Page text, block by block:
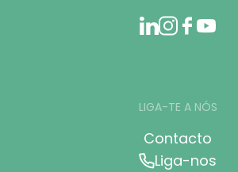
LIGA-TE A NÓS
Contacto
Liga-nos